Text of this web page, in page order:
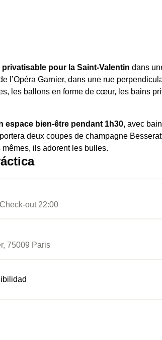
pour la Saint-Valentin dans
l’Opéra Garnier, dans une rue
les ballons en forme de cœur, les bains
espace bien-être pendant 1h30, avec
deux coupes de champagne
ils adorent les bulles.
a parlé de l’espace bien-être, mais en
plus de champagne, le dej’ sur place, le
out 22:00
75009 Paris